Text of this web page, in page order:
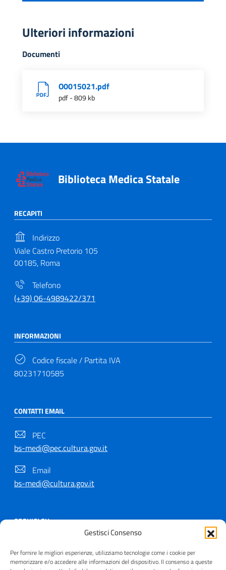
Gestisci Consenso
Per fornire le migliori esperienze, utilizziamo tecnologie come i cookie per
memorizzare e/o accedere alle informazioni del dispositivo. Il consenso a queste
Ulteriori informazioni
Documenti
O0015021.pdf
pdf - 809 kb
Biblioteca Medica Statale
RECAPITI
Indirizzo
Viale Castro Pretorio 105
00185, Roma
Telefono
(+39) 06-4989422/371
INFORMAZIONI
Codice fiscale / Partita IVA
80231710585
CONTATTI EMAIL
PEC
bs-medi@pec.cultura.gov.it
Email
bs-medi@cultura.gov.it
SEGUICI SU